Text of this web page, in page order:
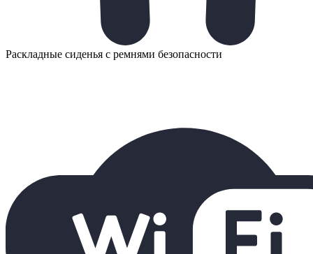
Раскладные сиденья с ремнями безопасности